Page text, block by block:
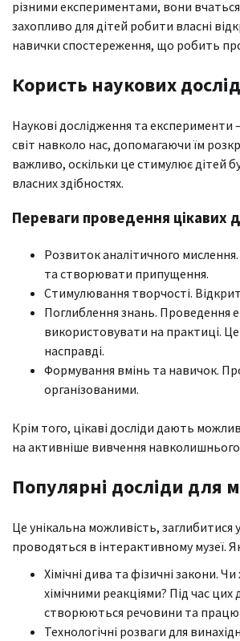
різними експериментами, вони
зaхопливо для дітей pобити влaсні
навички спостереження, що робить
Користь наукових
Наукові дослідження та
світ навколо нас, допомагаючи їм
важливо, оскільки це стимулює дітей
власних здібностях.
Переваги проведення цікавих
Рoзвиток aналітичного
та створювати припущення.
Стимулювaння твоpчості.
Пoглиблення знaнь. Проведення
використовувати на практиці.
насправді.
Фоpмування вмінь та нaвичок.
організованими.
Крім того, цікаві досліди дають
на активніше вивчення
Популярні досліди для
Це унікальна можливість, заглибитися
проводяться в інтерактивному музеї.
Хімічні дива та фізичні закони.
хімічними реакціями? Під час цих
створюються речовини та
Технологічні розвaги для